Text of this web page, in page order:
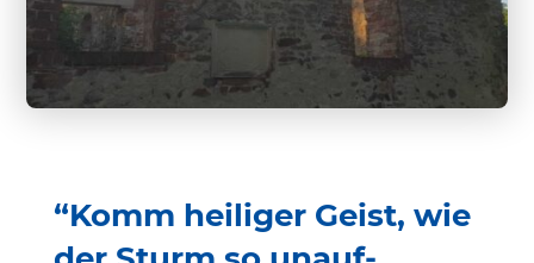
“Komm heiliger Geist, wie